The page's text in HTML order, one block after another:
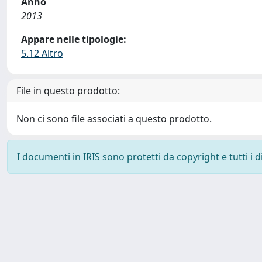
2013
Appare nelle tipologie:
5.12 Altro
File in questo prodotto:
Non ci sono file associati a questo prodotto.
I documenti in IRIS sono protetti da copyright e tutti i